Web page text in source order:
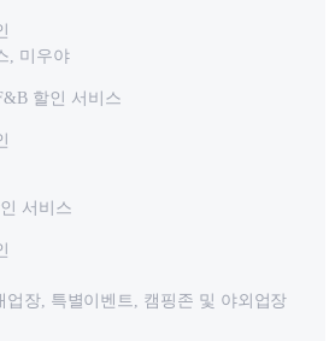
, 미우야
할인 서비스
서비스
장, 특별이벤트, 캠핑존 및 야외업장